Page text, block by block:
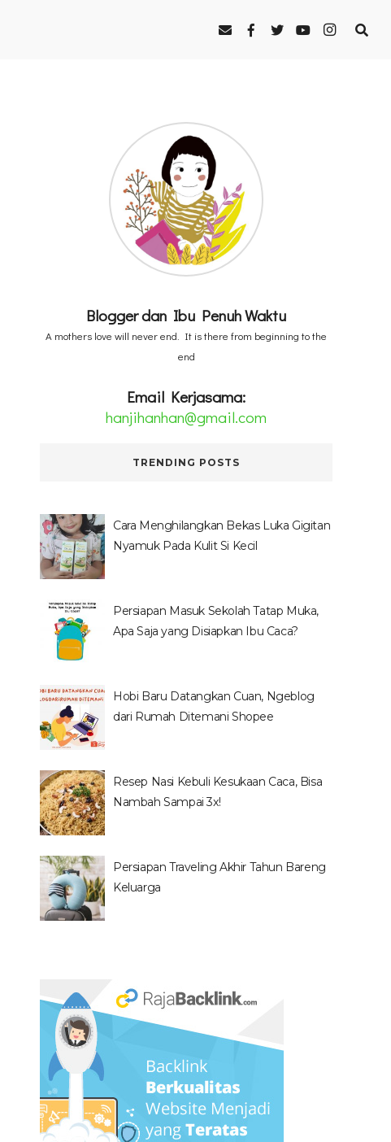
Blogger dan Ibu Penuh Waktu
A mothers love will never end. It is there from beginning to the
end
Email Kerjasama:
hanjihanhan@gmail.com
TRENDING POSTS
Cara Menghilangkan Bekas Luka Gigitan
Nyamuk Pada Kulit Si Kecil
Persiapan Masuk Sekolah Tatap Muka,
Apa Saja yang Disiapkan Ibu Caca?
Hobi Baru Datangkan Cuan, Ngeblog
dari Rumah Ditemani Shopee
Resep Nasi Kebuli Kesukaan Caca, Bisa
Nambah Sampai 3x!
Persiapan Traveling Akhir Tahun Bareng
Keluarga